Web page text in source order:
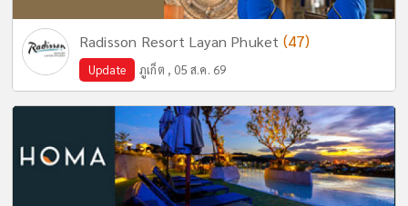
Radisson Resort Layan Phuket (47)
Update ภูเก็ต , 05 ส.ค. 69